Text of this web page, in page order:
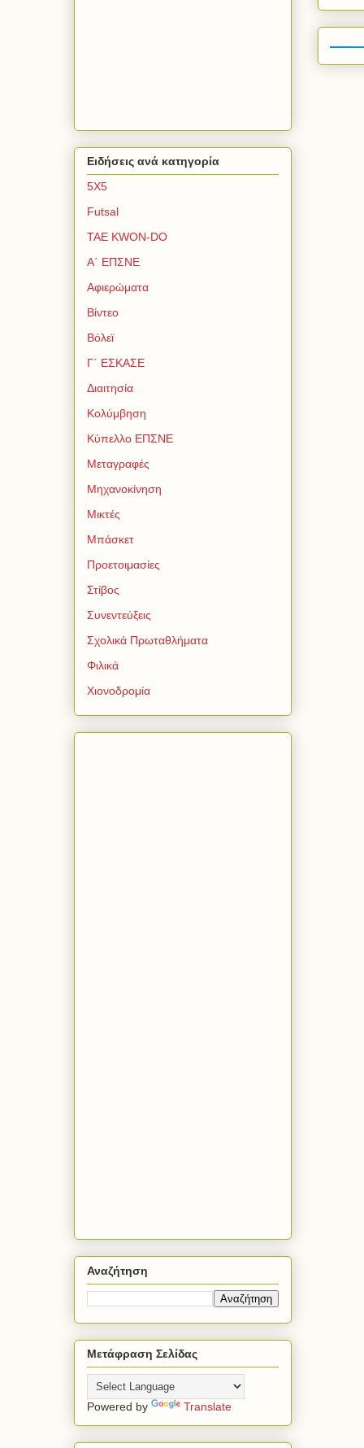
Ειδήσεις ανά κατηγορία
5Χ5
Futsal
TAE KWON-DO
Α΄ ΕΠΣΝΕ
Αφιερώματα
Βίντεο
Βόλεϊ
Γ΄ ΕΣΚΑΣΕ
Διαιτησία
Κολύμβηση
Κύπελλο ΕΠΣΝΕ
Μεταγραφές
Μηχανοκίνηση
Μικτές
Μπάσκετ
Προετοιμασίες
Στίβος
Συνεντεύξεις
Σχολικά Πρωταθλήματα
Φιλικά
Χιονοδρομία
Αναζήτηση
Μετάφραση Σελίδας
Powered by Translate